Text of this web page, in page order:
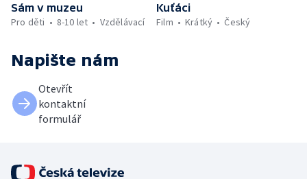
Sám v muzeu
Pro děti
8-10 let Vzdělávací
Kuťáci
Film
Krátký Český
Napište nám
Otevřít
kontaktní
formulář